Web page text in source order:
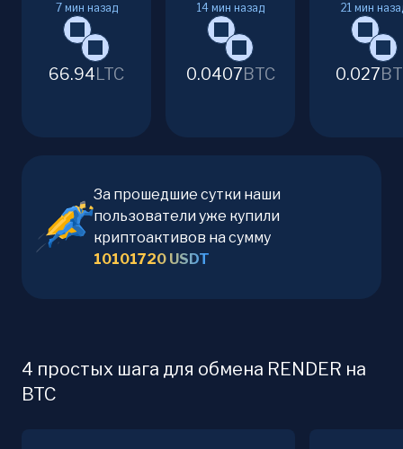
7 мин назад
66.94LTC
14 мин назад
0.0407BTC
21 мин
0.027
За прошедшие сутки наши
пользователи уже купили
криптоактивов на сумму
10101720 USDT
4 простых шага для обмена RENDER на
BTC